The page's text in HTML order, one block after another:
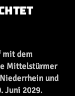
mit dem
Mittelstürmer
und
Juni 2029.